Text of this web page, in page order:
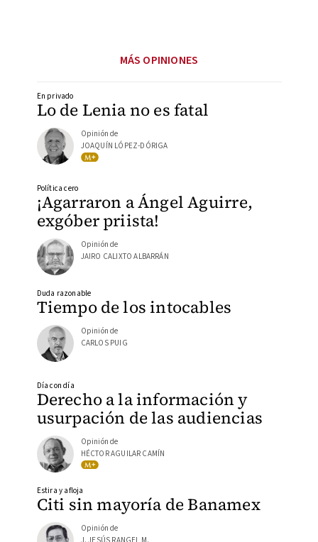
MÁS OPINIONES
Lo de Lenia no es fatal
En privado
Opinión de
JOAQUÍN LÓPEZ-DÓRIGA
¡Agarraron a Ángel Aguirre,
exgóber priista!
Política cero
Opinión de
JAIRO CALIXTO ALBARRÁN
Tiempo de los intocables
Duda razonable
Opinión de
CARLOS PUIG
Derecho a la información y
usurpación de las audiencias
Día con día
Opinión de
HÉCTOR AGUILAR CAMÍN
Citi sin mayoría de Banamex
Estira y afloja
Opinión de